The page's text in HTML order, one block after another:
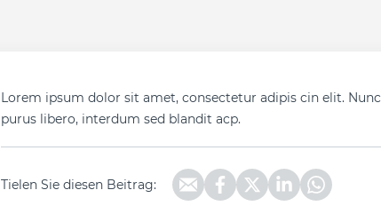
Lorem ipsum dolor sit amet, consectetur adipis cin elit. Nunc
purus libero, interdum sed blandit acp.
Tielen Sie diesen Beitrag: